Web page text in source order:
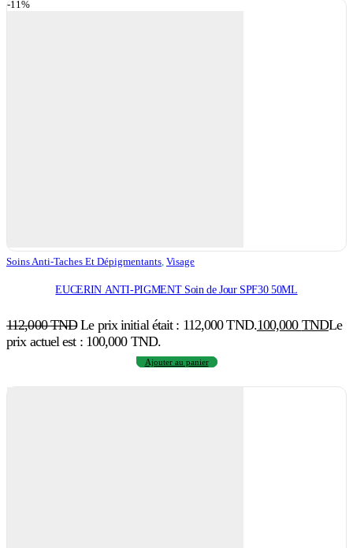
-11%
Soins Anti-Taches Et Dépigmentants Visage
EUCERIN ANTI-PIGMENT Soin de Jour SPF30 50ML
112,000TND Le prix initial était : 112,000 TND.100,000 TNDLe
prix actuel est : 100,000 TND.
Ajouter au panier